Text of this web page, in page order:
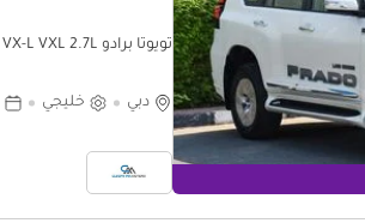
تويوتا برادو VX-L VXL 2.7L
دبي خليجي